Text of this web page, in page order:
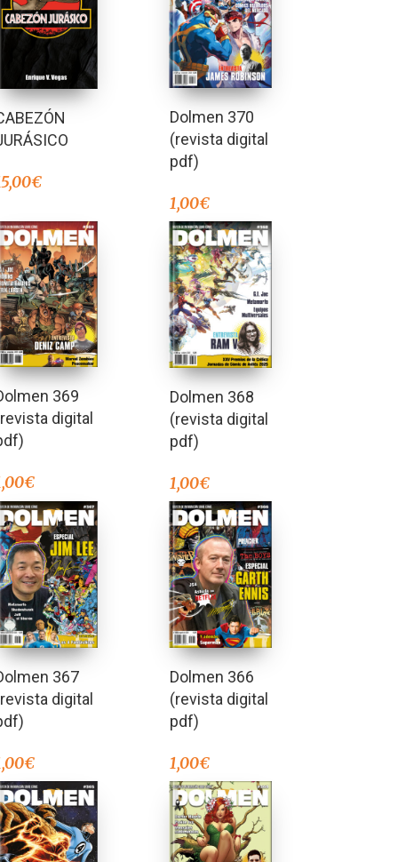
€
Dolmen 370
(revista digital
pdf)
1,00€
369
digital
€
Dolmen 368
(revista digital
pdf)
1,00€
367
digital
€
Dolmen 366
(revista digital
pdf)
1,00€